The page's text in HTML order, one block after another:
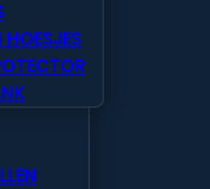
HOESJES
op
NL
vandaag